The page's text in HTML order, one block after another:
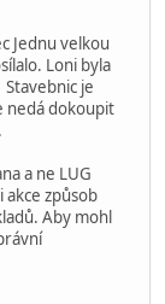
Jednu velkou
Loni byla
je
nedá dokoupit
a ne LUG
akce způsob
Aby mohl